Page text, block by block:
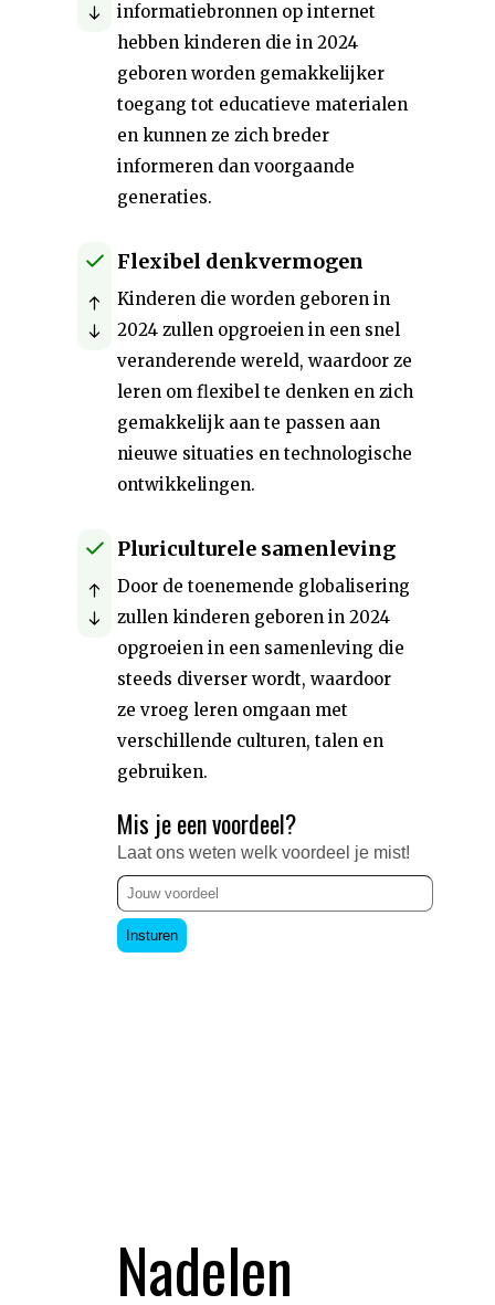
informatiebronnen op internet
hebben kinderen die in 2024
geboren worden gemakkelijker
toegang tot educatieve materialen
en kunnen ze zich breder
informeren dan voorgaande
generaties.
Flexibel denkvermogen
Kinderen die worden geboren in
2024 zullen opgroeien in een snel
veranderende wereld, waardoor ze
leren om flexibel te denken en zich
gemakkelijk aan te passen aan
nieuwe situaties en technologische
ontwikkelingen.
Pluriculturele samenleving
Door de toenemende globalisering
zullen kinderen geboren in 2024
opgroeien in een samenleving die
steeds diverser wordt, waardoor
ze vroeg leren omgaan met
verschillende culturen, talen en
gebruiken.
Mis je een voordeel?
Laat ons weten welk voordeel je mist!
Insturen
Nadelen